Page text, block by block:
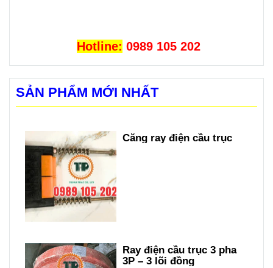
Hotline: 0989 105 202
SẢN PHẨM MỚI NHẤT
Căng ray điện cầu trục
Ray điện cầu trục 3 pha
3P – 3 lõi đồng